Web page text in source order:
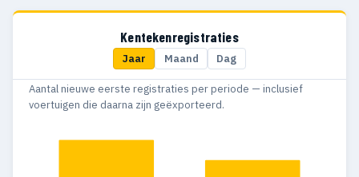
72
1995 —
Kentekenregistraties
Jaar Maand Dag
Aantal nieuwe eerste registraties per periode — inclusief
voertuigen die daarna zijn geëxporteerd.